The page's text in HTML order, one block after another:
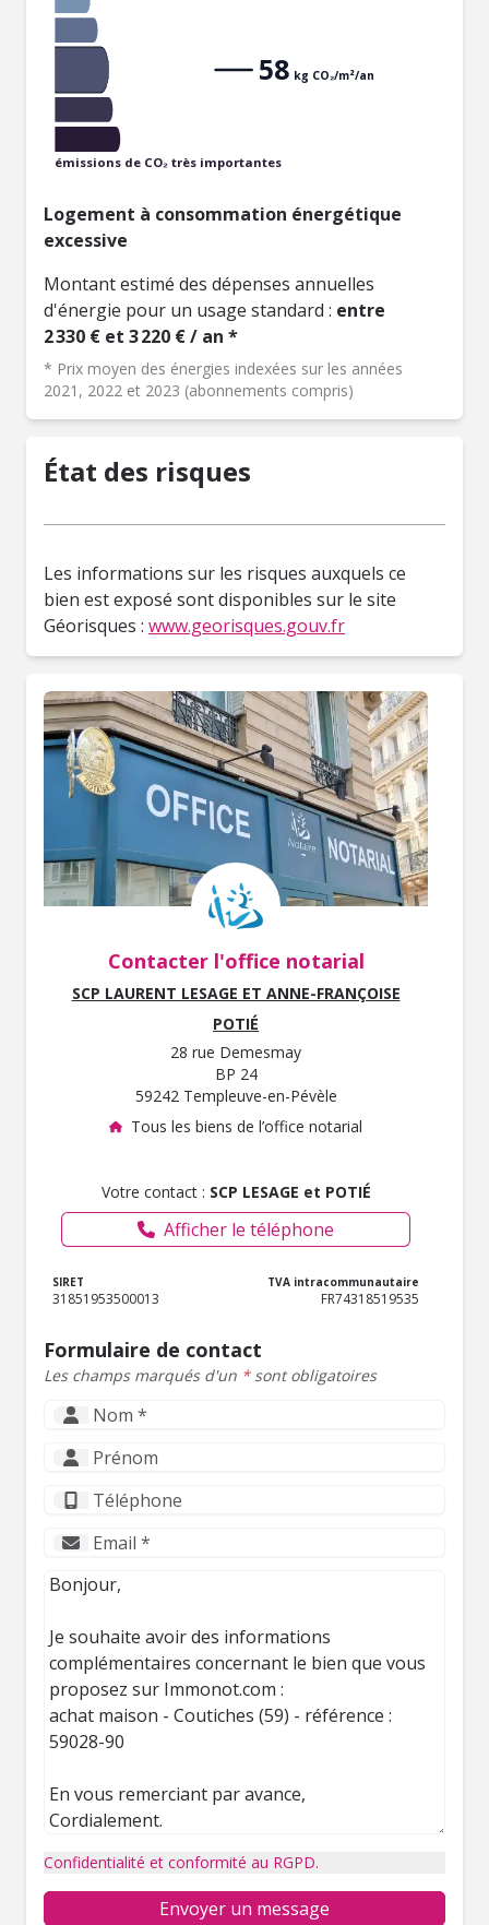
émissions de CO₂ très importantes
58 kg CO₂/m²/an
Logement à consommation énergétique
excessive
Montant estimé des dépenses annuelles
d'énergie pour un usage standard : entre
2 330 € et 3 220 € / an *
* Prix moyen des énergies indexées sur les années
2021, 2022 et 2023 (abonnements compris)
État des risques
Les informations sur les risques auxquels ce
bien est exposé sont disponibles sur le site
Géorisques : www.georisques.gouv.fr
Contacter l'office notarial
SCP LAURENT LESAGE ET ANNE-FRANÇOISE
POTIÉ
28 rue Demesmay
BP 24
59242 Templeuve-en-Pévèle
Tous les biens de l’office notarial
Votre contact : SCP LESAGE et POTIÉ
Afficher le téléphone
SIRET
31851953500013
TVA intracommunautaire
FR74318519535
Formulaire de contact
Les champs marqués d'un *sont obligatoires
Confidentialité et conformité au RGPD.
Envoyer un message